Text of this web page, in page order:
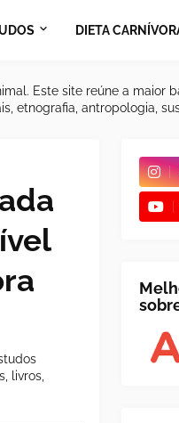
DIETA
Este site reúne a maior
etnografia, antropologia,
livros,